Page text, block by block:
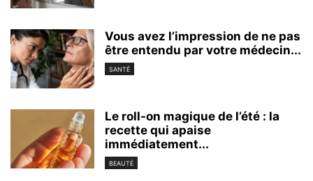
Vous avez l’impression de ne pas
être entendu par votre médecin...
SANTÉ
Le roll-on magique de l’été : la
recette qui apaise
immédiatement...
BEAUTÉ